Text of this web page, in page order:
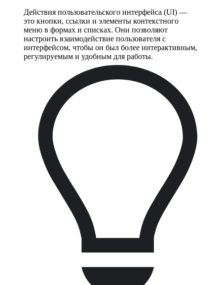
Действия пользовательского интерфейса (UI) —
это кнопки, ссылки и элементы контекстного
меню в формах и списках. Они позволяют
настроить взаимодействие пользователя с
интерфейсом, чтобы он был более интерактивным,
регулируемым и удобным для работы.